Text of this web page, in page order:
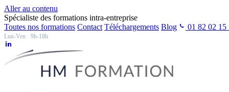
Aller au contenu
Spécialiste des formations intra-entreprise
Toutes nos formations Contact Téléchargements Blog 01 82 02 15
Lun-Ven · 9h-18h